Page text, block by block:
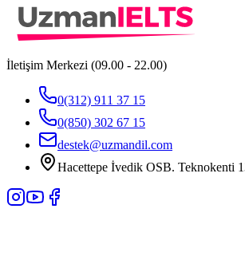
İletişim Merkezi (09.00 - 22.00)
0(312) 911 37 15
0(850) 302 67 15
destek@uzmandil.com
Hacettepe İvedik OSB. Teknokenti